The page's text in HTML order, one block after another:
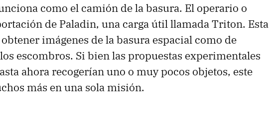
como el camión de la basura. El operario o
de Paladin, una carga útil llamada Triton. Esta
imágenes de la basura espacial como de
escombros. Si bien las propuestas experimentales
ahora recogerían uno o muy pocos objetos, este
más en una sola misión.